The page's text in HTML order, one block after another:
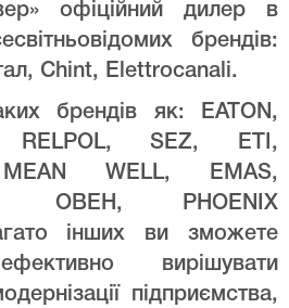
офіційний дилер в
брендів:
Chint, Elettrocanali.
брендів як: EATON,
RELPOL, SEZ, ETI,
MEAN WELL, EMAS,
ОВЕН, PHOENIX
інших ви зможете
вирішувати
підприємства,